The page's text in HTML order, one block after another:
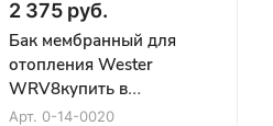
2 375 руб.
Бак мембранный для
отопления Wester
WRV8купить в
Краснодаре
Арт. 0-14-0020